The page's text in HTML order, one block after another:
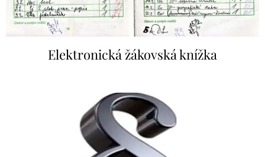
Elektronická žákovská knížka